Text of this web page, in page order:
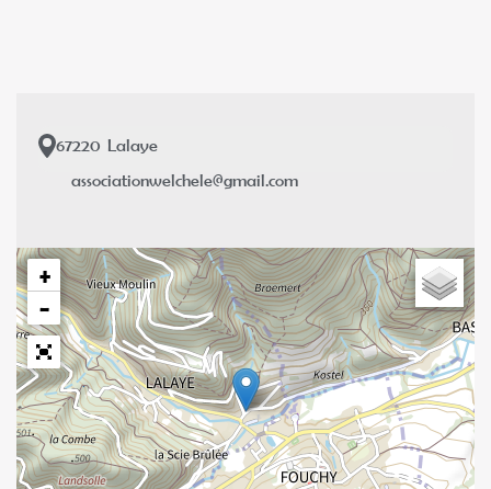
67220 Lalaye
associationwelchele@gmail.com
+
−